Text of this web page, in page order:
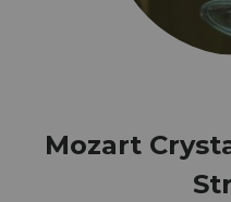
Mozart